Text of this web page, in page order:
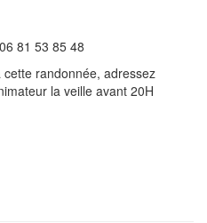
81 53 85 48
randonnée, adressez
la veille avant 20H